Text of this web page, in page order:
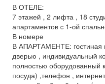
В ОТЕЛЕ:
7 этажей , 2 лифта , 18
апартаментов с 1-ой
В номере
В АПАРТАМЕНТЕ: гостиная
дверью , индивидуальный
полностью оборудованный
посуда) ,телефон ,